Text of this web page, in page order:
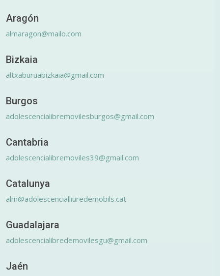
Aragón
almaragon@mailo.com
Bizkaia
altxaburuabizkaia@gmail.com
Burgos
adolescencialibremovilesburgos@gmail.com
Cantabria
adolescencialibremoviles39@gmail.com
Catalunya
alm@adolescencialliuredemobils.cat
Guadalajara
adolescencialibredemovilesgu@gmail.com
Jaén